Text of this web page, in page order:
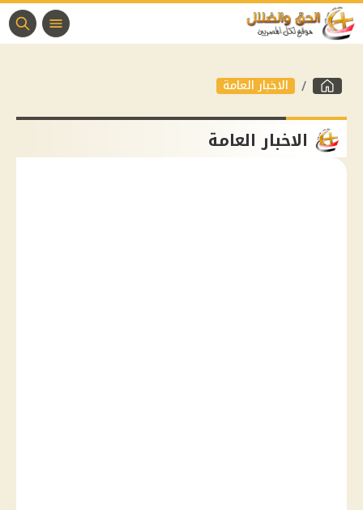
الاخبار العامة
الاخبار العامة